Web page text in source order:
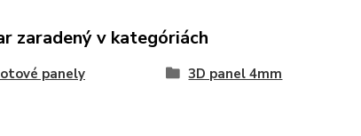
zaradený v kategóriách
panely 3D panel 4mm